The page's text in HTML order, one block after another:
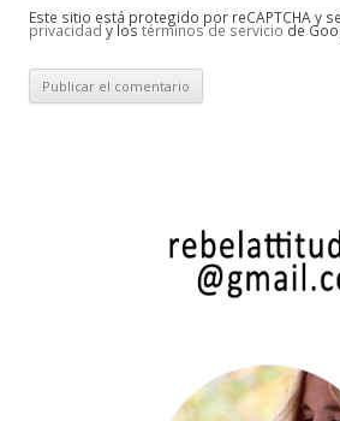
Este sitio está protegido por reCAPTCHA y
privacidad y los términos de servicio de